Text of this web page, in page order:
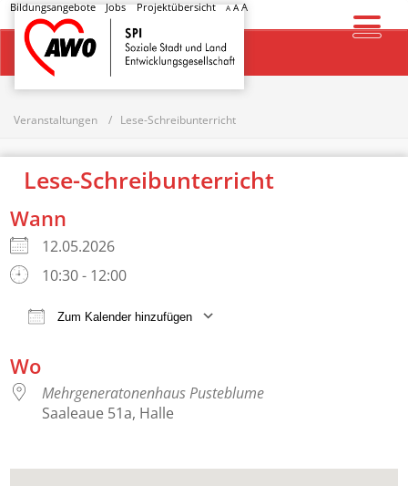
Bildungsangebote Jobs Projektübersicht A AA
Startseite
Veranstaltungen Lese-Schreibunterricht
Lese-Schreibunterricht
Wann
12.05.2026
10:30 - 12:00
Zum Kalender hinzufügen
Wo
Mehrgeneratonenhaus Pusteblume
Saaleaue 51a, Halle